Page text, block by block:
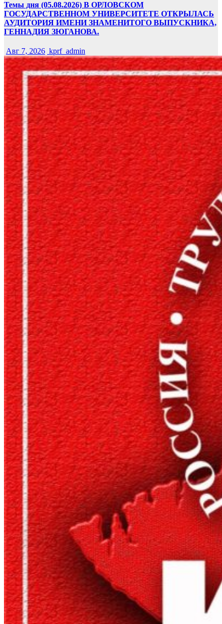
Темы дня (05.08.2026) В ОРЛОВСКОМ
ГОСУДАРСТВЕННОМ УНИВЕРСИТЕТЕ ОТКРЫЛАСЬ
АУДИТОРИЯ ИМЕНИ ЗНАМЕНИТОГО ВЫПУСКНИКА,
ГЕННАДИЯ ЗЮГАНОВА.
Авг 7, 2026 kprf_admin